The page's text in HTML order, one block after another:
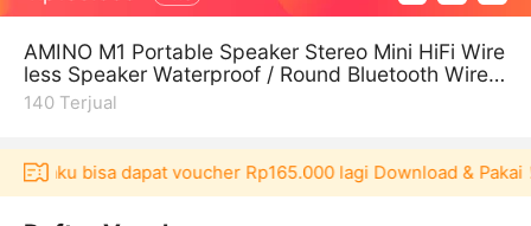
AMINO M1 Portable Speaker Stereo Mini HiFi Wire
less Speaker Waterproof / Round Bluetooth Wirele
ss Speaker Portable
140 Terjual
bisa dapat voucher Rp165.000 lagi Download & Pakai！